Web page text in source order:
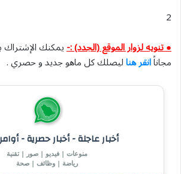
2
● تنويه لزوار الموقع (الجدد) :-يمكنك الإشتراك
مجاناًانقر هناليصلك كل ماهو جديد و حصري .
أخبار عاجلة - أخبار حصرية -
منوعات | فيديو | صور | تقنية
رياضة | وظائف | صحة